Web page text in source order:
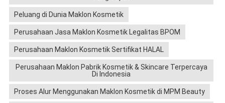
Peluang di Dunia Maklon Kosmetik
Perusahaan Jasa Maklon Kosmetik Legalitas BPOM
Perusahaan Maklon Kosmetik Sertifikat HALAL
Perusahaan Maklon Pabrik Kosmetik & Skincare Terpercaya
Di Indonesia
Proses Alur Menggunakan Maklon Kosmetik di MPM Beauty